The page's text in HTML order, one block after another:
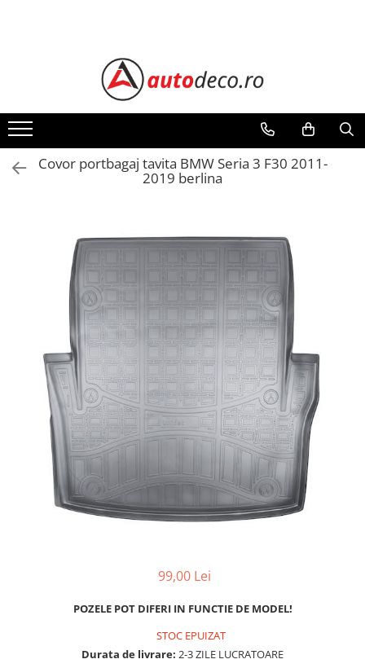
ALFA ROMEO
BMW
MAZDA
MERCEDES
PEUGEOT
RENAULT
VOLKSWAGEN
TOP VANZARI
STICKERE STALPI SI GEAM MIC
Covor portbagaj tavita BMW Seria 3 F30 2011-
2019 berlina
99,00 Lei
POZELE POT DIFERI IN FUNCTIE DE MODEL!
STOC EPUIZAT
Durata de livrare: 2-3 ZILE LUCRATOARE